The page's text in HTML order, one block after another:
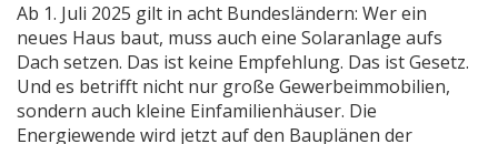
Ab 1. Juli 2025 gilt in acht Bundesländern: Wer ein
neues Haus baut, muss auch eine Solaranlage aufs
Dach setzen. Das ist keine Empfehlung. Das ist Gesetz.
Und es betrifft nicht nur große Gewerbeimmobilien,
sondern auch kleine Einfamilienhäuser. Die
Energiewende wird jetzt auf den Bauplänen der